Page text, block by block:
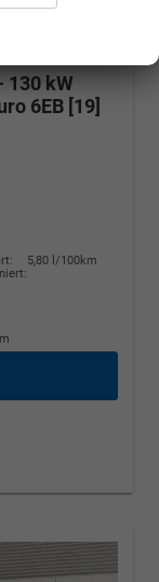
130 kW
6EB [19]
5,80 l/100km